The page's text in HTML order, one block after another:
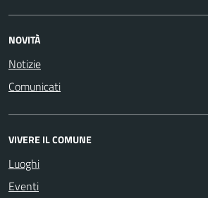
NOVITÀ
Notizie
Comunicati
VIVERE IL COMUNE
Luoghi
Eventi